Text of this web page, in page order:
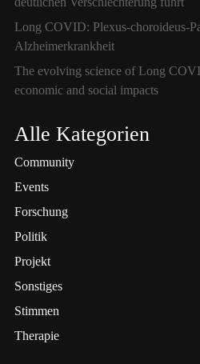
Long COVID: Plexus-choroideus-
Alzheimerkrankheit
The evolving science of Long
economic and social impacts
Alle Kategorien
Community
Events
Forschung
Politik
Projekt
Sonstiges
Stimmen
Therapie